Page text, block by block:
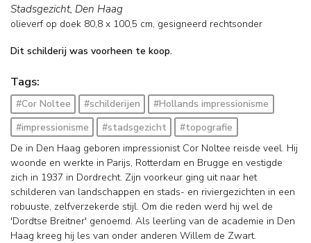
Stadsgezicht, Den Haag
olieverf op doek 80,8 x 100,5 cm, gesigneerd rechtsonder
Dit schilderij was voorheen te koop.
Tags:
#Cor Noltee #schilderijen
#Hollands impressionisme
#impressionisme
#stadsgezicht
#topografie
De in Den Haag geboren impressionist Cor Noltee reisde veel. Hij
woonde en werkte in Parijs, Rotterdam en Brugge en vestigde
zich in 1937 in Dordrecht. Zijn voorkeur ging uit naar het
schilderen van landschappen en stads- en riviergezichten in een
robuuste, zelfverzekerde stijl. Om die reden werd hij wel de
'Dordtse Breitner' genoemd. Als leerling van de academie in Den
Haag kreeg hij les van onder anderen Willem de Zwart.